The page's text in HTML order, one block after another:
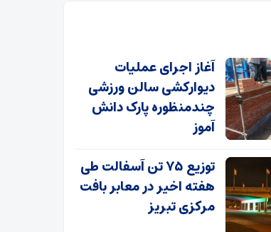
آغاز اجرای عملیات
دیوارکشی سالن ورزشی
چندمنظوره پارک دانش
آموز
توزیع ۷۵ تن آسفالت طی
هفته اخیر در معابر بافت
مرکزی تبریز